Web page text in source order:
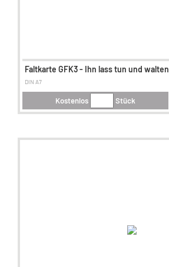
Faltkarte GFK3 - Ihn lass tun und walten
DIN A7
Kostenlos Stück